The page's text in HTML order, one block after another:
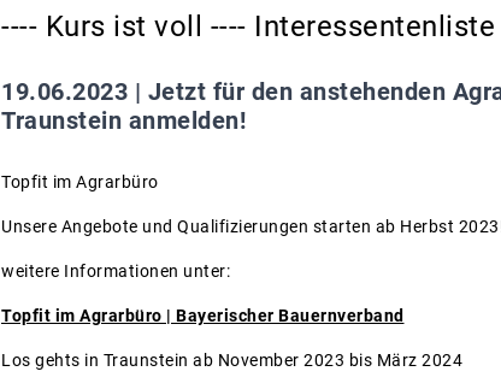
---- Kurs ist voll ----
19.06.2023 | Jetzt für den anstehenden
Traunstein anmelden!
Topfit im Agrarbüro
Unsere Angebote und Qualifizierungen starten ab Herbst
weitere Informationen unter:
Topfit im Agrarbüro | Bayerischer Bauernverband
Los gehts in Traunstein ab November 2023 bis März 2024